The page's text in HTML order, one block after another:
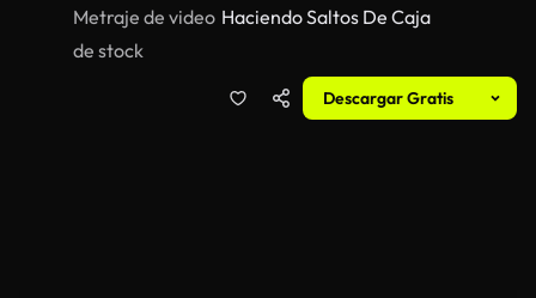
Metraje de video
de stock
Haciendo Saltos De Caja
Descargar Gratis